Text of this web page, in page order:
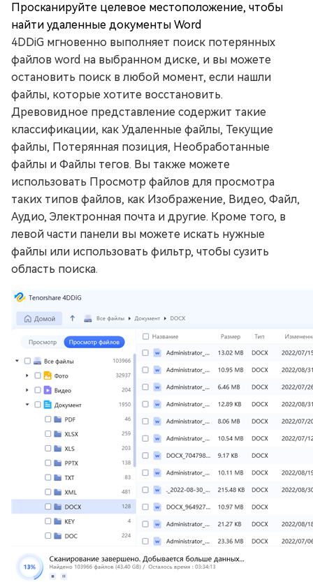
Просканируйте целевое местоположение, чтобы
найти удаленные документы Word
4DDiG мгновенно выполняет поиск потерянных
файлов word на выбранном диске, и вы можете
остановить поиск в любой момент, если нашли
файлы, которые хотите восстановить.
Древовидное представление содержит такие
классификации, как Удаленные файлы, Текущие
файлы, Потерянная позиция, Необработанные
файлы и Файлы тегов. Вы также можете
использовать Просмотр файлов для просмотра
таких типов файлов, как Изображение, Видео, Файл,
Аудио, Электронная почта и другие. Кроме того, в
левой части панели вы можете искать нужные
файлы или использовать фильтр, чтобы сузить
область поиска.